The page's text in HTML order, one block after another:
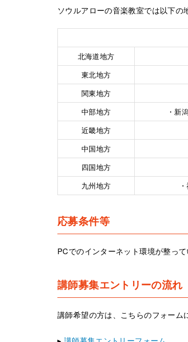
ソウルアローの音楽教室では以下の
北海道地方
東北地方
関東地方
中部地方
・新
近畿地方
中国地方
四国地方
九州地方
応募条件等
PCでのインターネット環境が整っ
講師募集エントリーの流れ
講師希望の方は、こちらのフォーム